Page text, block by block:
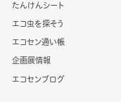
たんけんシート
エコ虫を探そう
エコセン通い帳
企画展情報
エコセンブログ